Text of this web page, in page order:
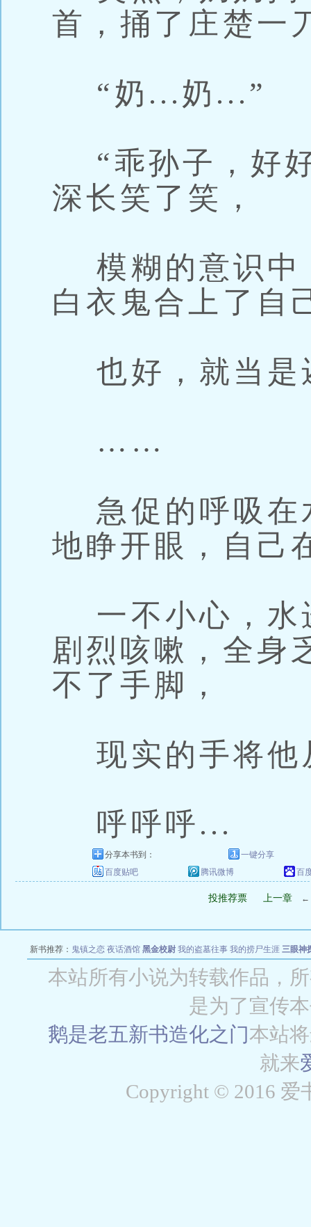
首，捅了庄楚一
“奶...奶...”
“乖孙子，好
深长笑了笑，
模糊的意识中
白衣鬼合上了自
也好，就当是
……
急促的呼吸在
地睁开眼，自己
一不小心，水
剧烈咳嗽，全身
不了手脚，
现实的手将他
呼呼呼...
分享本书到：
一键分享
百度贴吧
腾讯微博 百
投推荐票 上一章 ←
新书推荐： 鬼镇之恋 夜话酒馆 黑金校尉 我的盗墓往事 我的捞尸生涯 三眼神
本站所有小说为转载作品，
是为了宣传
鹅是老五新书造化之门本站
就来
Copyright © 2016 爱